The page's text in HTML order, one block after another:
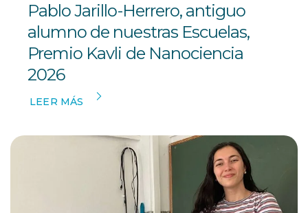
Pablo Jarillo-Herrero, antiguo
alumno de nuestras Escuelas,
Premio Kavli de Nanociencia
2026
LEER MÁS